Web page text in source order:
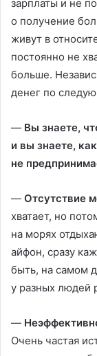
зарплаты и не
о получение
живут в
постоянно не
больше.
денег по
— Вы знаете,
и вы знаете,
не
— Отсутствие
хватает, но
на морях
айфон, сразу
быть, на самом
у разных людей
—
Очень частая